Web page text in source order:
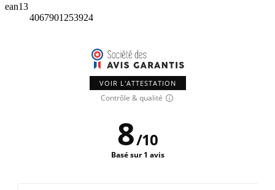
ean13
4067901253924
VOIR L'ATTESTATION
Contrôle & qualité
8/10
Basé sur 1 avis